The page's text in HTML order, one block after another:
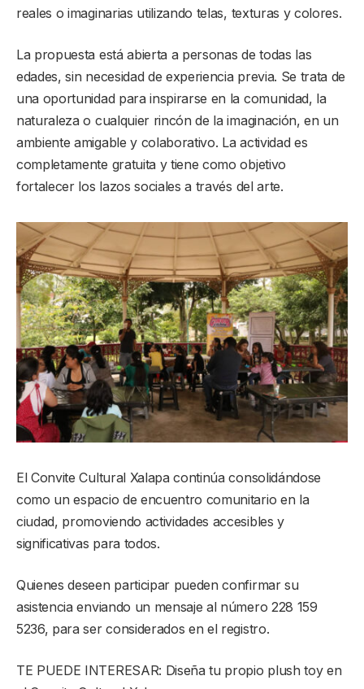
reales o imaginarias utilizando telas, texturas y colores.
La propuesta está abierta a personas de todas las
edades, sin necesidad de experiencia previa. Se trata de
una oportunidad para inspirarse en la comunidad, la
naturaleza o cualquier rincón de la imaginación, en un
ambiente amigable y colaborativo. La actividad es
completamente gratuita y tiene como objetivo
fortalecer los lazos sociales a través del arte.
El Convite Cultural Xalapa continúa consolidándose
como un espacio de encuentro comunitario en la
ciudad, promoviendo actividades accesibles y
significativas para todos.
Quienes deseen participar pueden confirmar su
asistencia enviando un mensaje al número 228 159
5236, para ser considerados en el registro.
TE PUEDE INTERESAR: Diseña tu propio plush toy en